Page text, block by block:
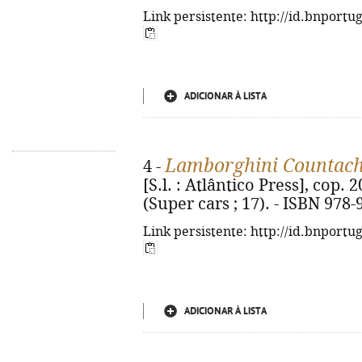
Link persistente: http://
ADICIONAR À LISTA
4 -Lamborghini
[S.l. : Atlântico Press], cop.
(Super cars ; 17). - ISBN 978-
Link persistente: http://
ADICIONAR À LISTA